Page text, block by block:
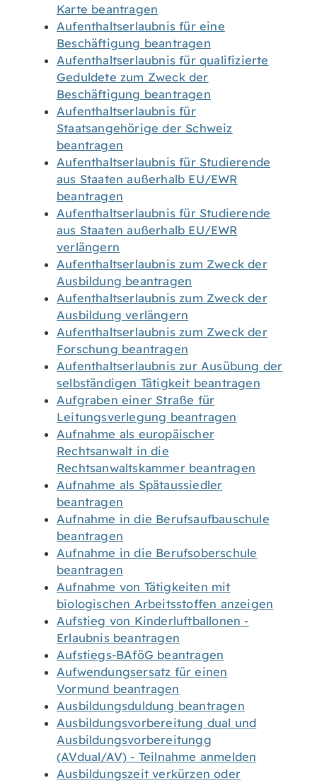
Karte beantragen
Aufenthaltserlaubnis für eine
Beschäftigung beantragen
Aufenthaltserlaubnis für qualifizierte
Geduldete zum Zweck der
Beschäftigung beantragen
Aufenthaltserlaubnis für
Staatsangehörige der Schweiz
beantragen
Aufenthaltserlaubnis für Studierende
aus Staaten außerhalb EU/EWR
beantragen
Aufenthaltserlaubnis für Studierende
aus Staaten außerhalb EU/EWR
verlängern
Aufenthaltserlaubnis zum Zweck der
Ausbildung beantragen
Aufenthaltserlaubnis zum Zweck der
Ausbildung verlängern
Aufenthaltserlaubnis zum Zweck der
Forschung beantragen
Aufenthaltserlaubnis zur Ausübung der
selbständigen Tätigkeit beantragen
Aufgraben einer Straße für
Leitungsverlegung beantragen
Aufnahme als europäischer
Rechtsanwalt in die
Rechtsanwaltskammer beantragen
Aufnahme als Spätaussiedler
beantragen
Aufnahme in die Berufsaufbauschule
beantragen
Aufnahme in die Berufsoberschule
beantragen
Aufnahme von Tätigkeiten mit
biologischen Arbeitsstoffen anzeigen
Aufstieg von Kinderluftballonen -
Erlaubnis beantragen
Aufstiegs-BAföG beantragen
Aufwendungsersatz für einen
Vormund beantragen
Ausbildungsduldung beantragen
Ausbildungsvorbereitung dual und
Ausbildungsvorbereitungg
(AVdual/AV) - Teilnahme anmelden
Ausbildungszeit verkürzen oder